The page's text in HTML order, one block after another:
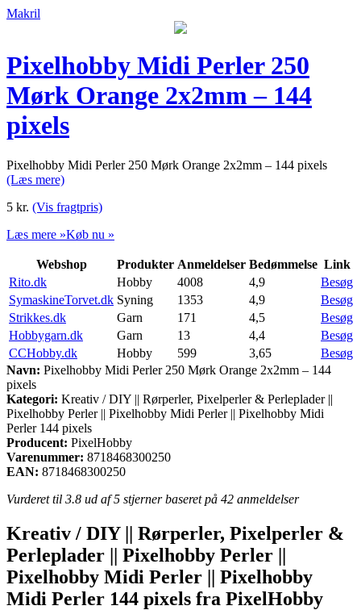
Makril
Pixelhobby Midi Perler 250
Mørk Orange 2x2mm – 144
pixels
Pixelhobby Midi Perler 250 Mørk Orange 2x2mm – 144 pixels
(Læs mere)
5 kr. (Vis fragtpris)
Læs mere »Køb nu »
Webshop Produkter Anmeldelser Bedømmelse Link
Rito.dk
Hobby 4008 4,9
Besøg
SymaskineTorvet.dk Syning 1353 4,9
Besøg
Strikkes.dk
Garn 171 4,5
Besøg
Hobbygarn.dk
Garn 13 4,4
Besøg
CCHobby.dk
Hobby 599 3,65
Besøg
Navn: Pixelhobby Midi Perler 250 Mørk Orange 2x2mm – 144
pixels
Kategori: Kreativ / DIY || Rørperler, Pixelperler & Perleplader ||
Pixelhobby Perler || Pixelhobby Midi Perler || Pixelhobby Midi
Perler 144 pixels
Producent: PixelHobby
Varenummer: 8718468300250
EAN: 8718468300250
Vurderet til 3.8 ud af 5 stjerner baseret på 42 anmeldelser
Kreativ / DIY || Rørperler, Pixelperler &
Perleplader || Pixelhobby Perler ||
Pixelhobby Midi Perler || Pixelhobby
Midi Perler 144 pixels fra PixelHobby